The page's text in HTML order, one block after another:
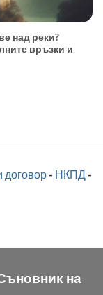
над реки?
връзки и
договор- НКПД -
на